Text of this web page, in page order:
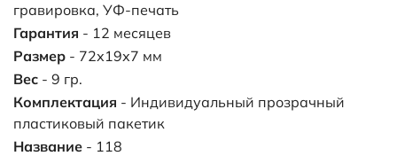
гравировка, УФ-печать
Гарантия - 12 месяцев
Размер - 72х19х7 мм
Вес - 9 гр.
Комплектация - Индивидуальный прозрачный
пластиковый пакетик
Название - 118